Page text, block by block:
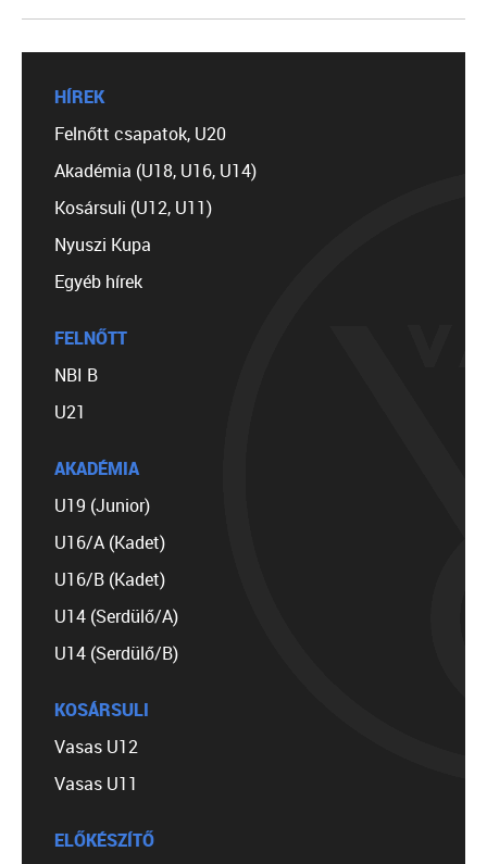
HÍREK
Felnőtt csapatok, U20
Akadémia (U18, U16, U14)
Kosársuli (U12, U11)
Nyuszi Kupa
Egyéb hírek
FELNŐTT
NBI B
U21
AKADÉMIA
U19 (Junior)
U16/A (Kadet)
U16/B (Kadet)
U14 (Serdülő/A)
U14 (Serdülő/B)
KOSÁRSULI
Vasas U12
Vasas U11
ELŐKÉSZÍTŐ